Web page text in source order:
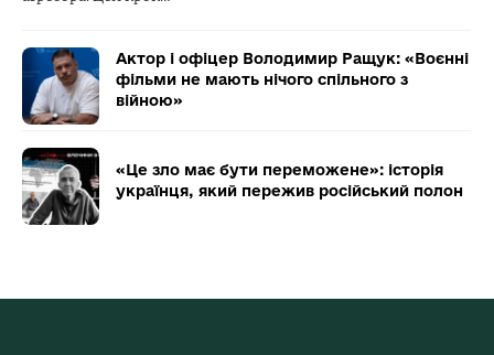
Актор і офіцер Володимир Ращук: «Воєнні
фільми не мають нічого спільного з
війною»
«Це зло має бути переможене»: історія
українця, який пережив російський полон